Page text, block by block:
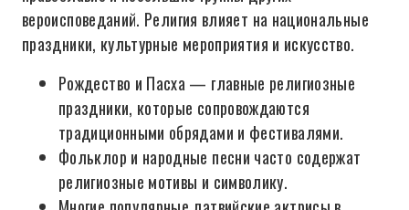
вероисповеданий. Религия влияет на национальные
праздники, культурные мероприятия и искусство.
Рождество и Пасха — главные религиозные
праздники, которые сопровождаются
традиционными обрядами и фестивалями.
Фольклор и народные песни часто содержат
религиозные мотивы и символику.